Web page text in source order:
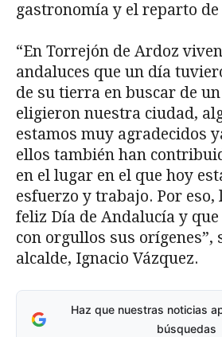
gastronomía y el reparto de
“En Torrejón de Ardoz
andaluces que un día
de su tierra en buscar de
eligieron nuestra ciudad,
estamos muy agradecidos
ellos también han
en el lugar en el que hoy
esfuerzo y trabajo. Por eso,
feliz Día de Andalucía y
con orgullos sus orígenes”,
alcalde, Ignacio Vázquez.
Haz que nuestras noticias
búsquedas